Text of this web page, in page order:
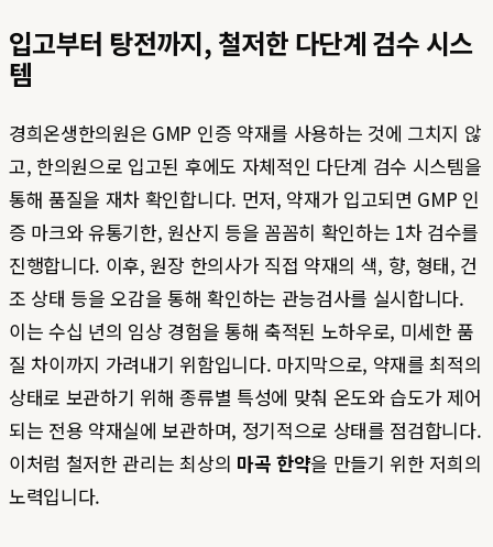
입고부터 탕전까지, 철저한 다단계 검수 시스
템
경희온생한의원은 GMP 인증 약재를 사용하는 것에 그치지 않
고, 한의원으로 입고된 후에도 자체적인 다단계 검수 시스템을
통해 품질을 재차 확인합니다. 먼저, 약재가 입고되면 GMP 인
증 마크와 유통기한, 원산지 등을 꼼꼼히 확인하는 1차 검수를
진행합니다. 이후, 원장 한의사가 직접 약재의 색, 향, 형태, 건
조 상태 등을 오감을 통해 확인하는 관능검사를 실시합니다.
이는 수십 년의 임상 경험을 통해 축적된 노하우로, 미세한 품
질 차이까지 가려내기 위함입니다. 마지막으로, 약재를 최적의
상태로 보관하기 위해 종류별 특성에 맞춰 온도와 습도가 제어
되는 전용 약재실에 보관하며, 정기적으로 상태를 점검합니다.
이처럼 철저한 관리는 최상의 마곡 한약을 만들기 위한 저희의
노력입니다.